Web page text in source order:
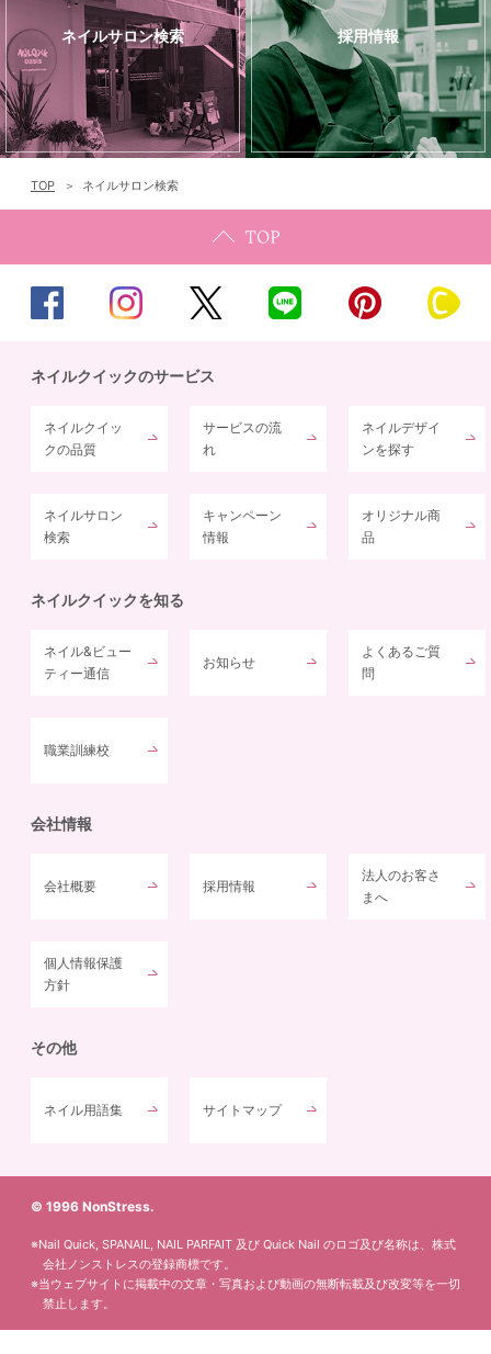
ネイルサロン検索 採用情報
TOP ネイルサロン検索
ネイルクイックのサービス
ネイルクイッ
クの品質
サービスの流
れ
ネイルデザイ
ンを探す
ネイルサロン
検索
キャンペーン
情報
オリジナル商
品
ネイルクイックを知る
ネイル&ビュー
ティー通信
お知らせ
よくあるご質
問
職業訓練校
会社情報
会社概要 採用情報
法人のお客さ
まへ
個人情報保護
方針
その他
ネイル用語集 サイトマップ
© 1996 NonStress.
※Nail Quick, SPANAIL, NAIL PARFAIT 及び Quick Nail のロゴ及び名称は、株式
会社ノンストレスの登録商標です。
※当ウェブサイトに掲載中の文章・写真および動画の無断転載及び改変等を一切
禁止します。